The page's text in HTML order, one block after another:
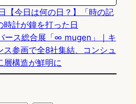
【今日は何の日？】「時の記
計が鐘を打った日
ース総合展「∞ mugen」｜キ
ス参画で全8社集結、コンシュ
層構造が鮮明に